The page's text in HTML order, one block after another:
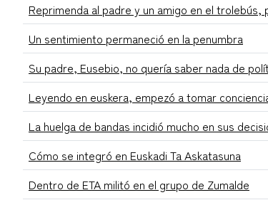
Reprimenda al padre y un amigo en el trolebús,
Un sentimiento permaneció en la penumbra
Su padre, Eusebio, no quería saber nada de
Leyendo en euskera, empezó a tomar
La huelga de bandas incidió mucho en sus
Cómo se integró en Euskadi Ta Askatasuna
Dentro de ETA militó en el grupo de Zumalde